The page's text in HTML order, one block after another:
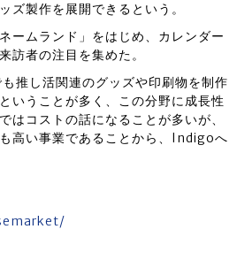
ズ製作を展開できるという。
ームランド」をはじめ、カレンダー
訪者の注目を集めた。
推し活関連のグッズや印刷物を制作
いうことが多く、この分野に成長性
はコストの話になることが多いが、
高い事業であることから、Indigoへ